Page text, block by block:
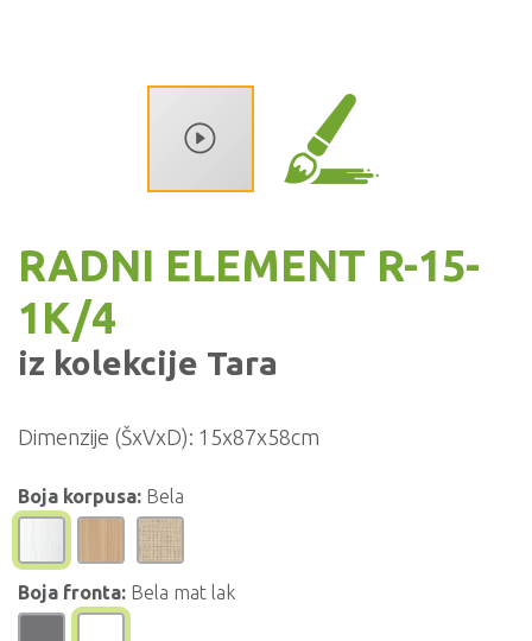
RADNI ELEMENT R-15-
1K/4
iz kolekcije Tara
Dimenzije (ŠxVxD): 15x87x58cm
Boja korpusa: Bela
Boja fronta: Bela mat lak